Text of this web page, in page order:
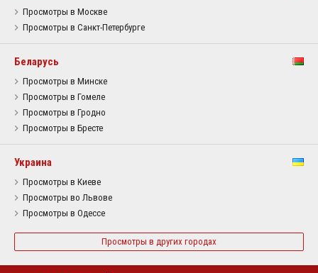
Просмотры в Москве
Просмотры в Санкт-Петербурге
Беларусь
Просмотры в Минске
Просмотры в Гомеле
Просмотры в Гродно
Просмотры в Бресте
Украина
Просмотры в Киеве
Просмотры во Львове
Просмотры в Одессе
Просмотры в других городах